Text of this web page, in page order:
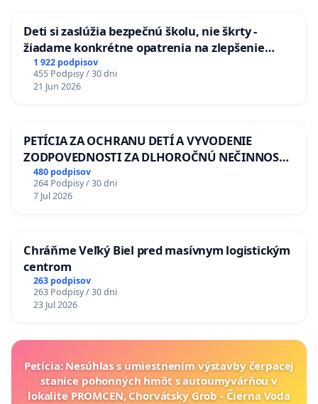
Deti si zaslúžia bezpečnú školu, nie škrty -
žiadame konkrétne opatrenia na zlepšenie
situácie v školstve
1 922 podpisov
455 Podpisy / 30 dni
21 Jun 2026
PETÍCIA ZA OCHRANU DETÍ A VYVODENIE
ZODPOVEDNOSTI ZA DLHOROČNÚ NEČINNOSŤ
A ZLYHANIE ŠTÁTU
480 podpisov
264 Podpisy / 30 dni
7 Jul 2026
Chráňme Veľký Biel pred masívnym logistickým
centrom
263 podpisov
263 Podpisy / 30 dni
23 Jul 2026
Petícia: Nesúhlas s umiestnením výstavby čerpacej
stanice pohonných hmôt s autoumyvárňou v
lokalite PROMCEN, Chorvátsky Grob - Čierna Voda